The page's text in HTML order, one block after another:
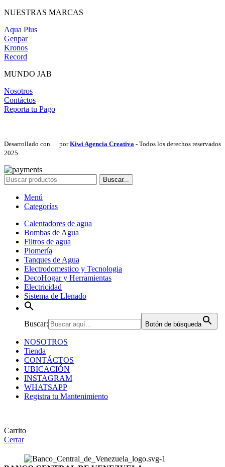
NUESTRAS MARCAS
Aqua Plus
Genpar
Kronos
Record
MUNDO JAB
Nosotros
Contáctos
Reporta tu Pago
Desarrollado con porKiwi Agencia Creativa - Todos los derechos reservados
2025
Buscar...
Menú
Categorías
Calentadores de agua
Bombas de Agua
Filtros de agua
Plomería
Tanques de Agua
Electrodomestico y Tecnologia
DecoHogar y Herramientas
Electricidad
Sistema de Llenado
Buscar: Botón de búsqueda
NOSOTROS
Tienda
CONTÁCTOS
UBICACIÓN
INSTAGRAM
WHATSAPP
Registra tu Mantenimiento
Carrito
Cerrar